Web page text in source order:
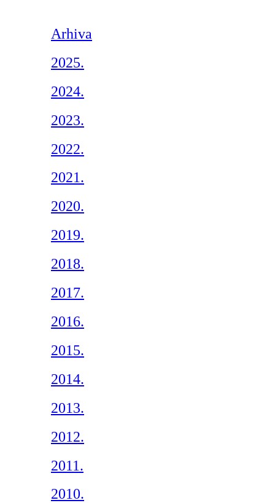
Arhiva
2025.
2024.
2023.
2022.
2021.
2020.
2019.
2018.
2017.
2016.
2015.
2014.
2013.
2012.
2011.
2010.